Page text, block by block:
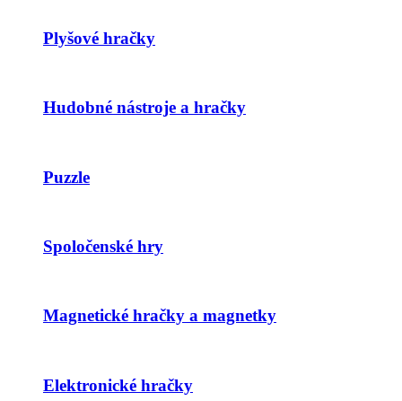
Plyšové hračky
Hudobné nástroje a hračky
Puzzle
Spoločenské hry
Magnetické hračky a magnetky
Elektronické hračky